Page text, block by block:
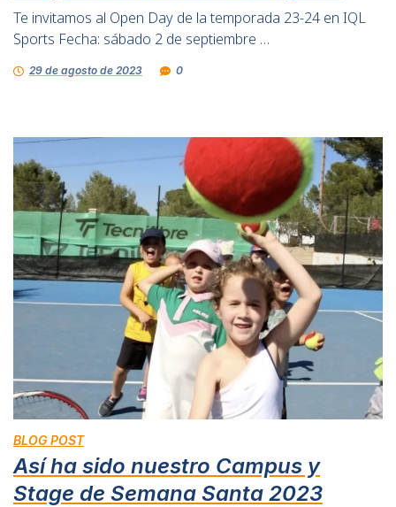
Te invitamos al Open Day de la temporada 23-24 en IQL
Sports Fecha: sábado 2 de septiembre …
29 de agosto de 2023 0
BLOG POST
Así ha sido nuestro Campus y
Stage de Semana Santa 2023